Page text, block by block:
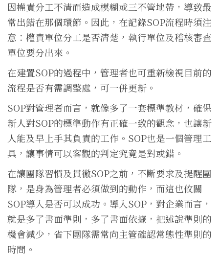
因權責分工不清而造成模糊或三不管地帶，導致最
常出錯在那個環節。因此，在記錄SOP流程時須注
意：權責單位分工是否清楚，執行單位及稽核審查
單位要分出來。
在建置SOP的過程中，管理者也可重新檢視目前的
流程是否有需調整處，可一併更新。
SOP對管理者而言，就像多了一套標準教材，確保
新人對SOP的標準動作有正確一致的觀念，也讓新
人能及早上手其負責的工作。SOP也是一個管理工
具，讓事情可以客觀的判定究竟是對或錯。
在讓團隊習慣及貫徹SOP之前，不斷要求及提醒團
隊，是身為管理者必須做到的動作，而這也攸關
SOP導入是否可以成功。導入SOP，對企業而言，
就是多了書面準則，多了書面依據，把述說準則的
機會減少，省下團隊需常向主管確認常態性準則的
時間。